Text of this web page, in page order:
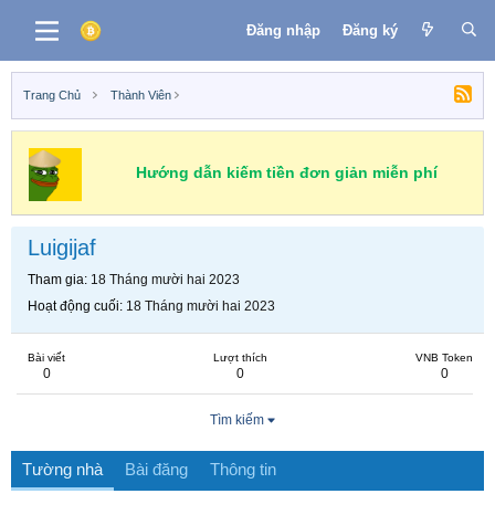
Đăng nhập Đăng ký
Trang Chủ Thành Viên
Hướng dẫn kiếm tiền đơn giản miễn phí
Luigijaf
Tham gia 18 Tháng mười hai 2023
Hoạt động cuối 18 Tháng mười hai 2023
Bài viết
0
Lượt thích
0
VNB Token
0
Tìm kiếm
Tường nhà Bài đăng Thông tin